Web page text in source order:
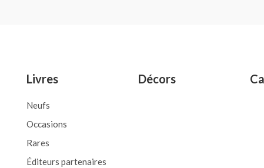
Livres
Neufs
Occasions
Rares
Éditeurs partenaires
Décors